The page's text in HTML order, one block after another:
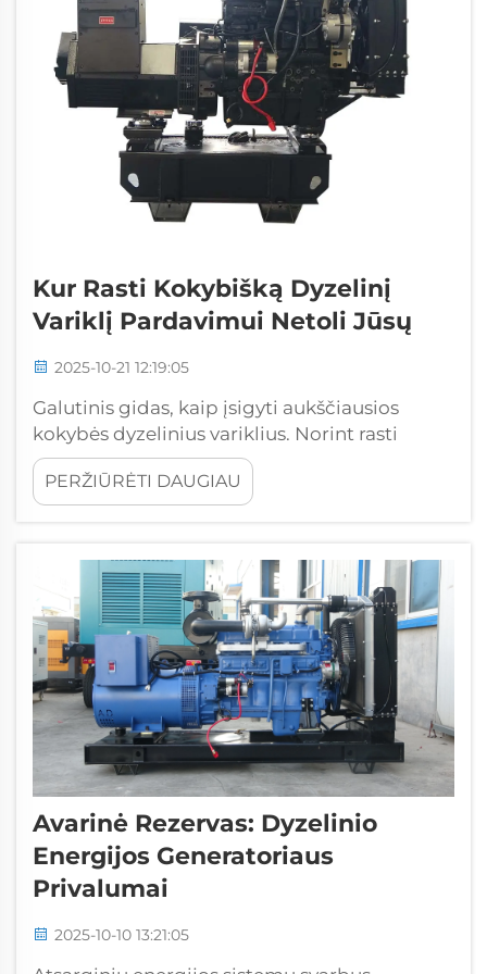
Kur Rasti Kokybišką Dyzelinį
Variklį Pardavimui Netoli Jūsų
2025-10-21 12:19:05
Galutinis gidas, kaip įsigyti aukščiausios
kokybės dyzelinius variklius. Norint rasti
patikimą dyzelinį variklį pardavimui, svarbu
žinoti, kur ieškoti ir ką vertinti, kad pirkimas
būtų sėkmingas, o ne brangus klaidingas
PERŽIŪRĖTI DAUGIAU
Avarinė Rezervas: Dyzelinio
Energijos Generatoriaus
Privalumai
2025-10-10 13:21:05